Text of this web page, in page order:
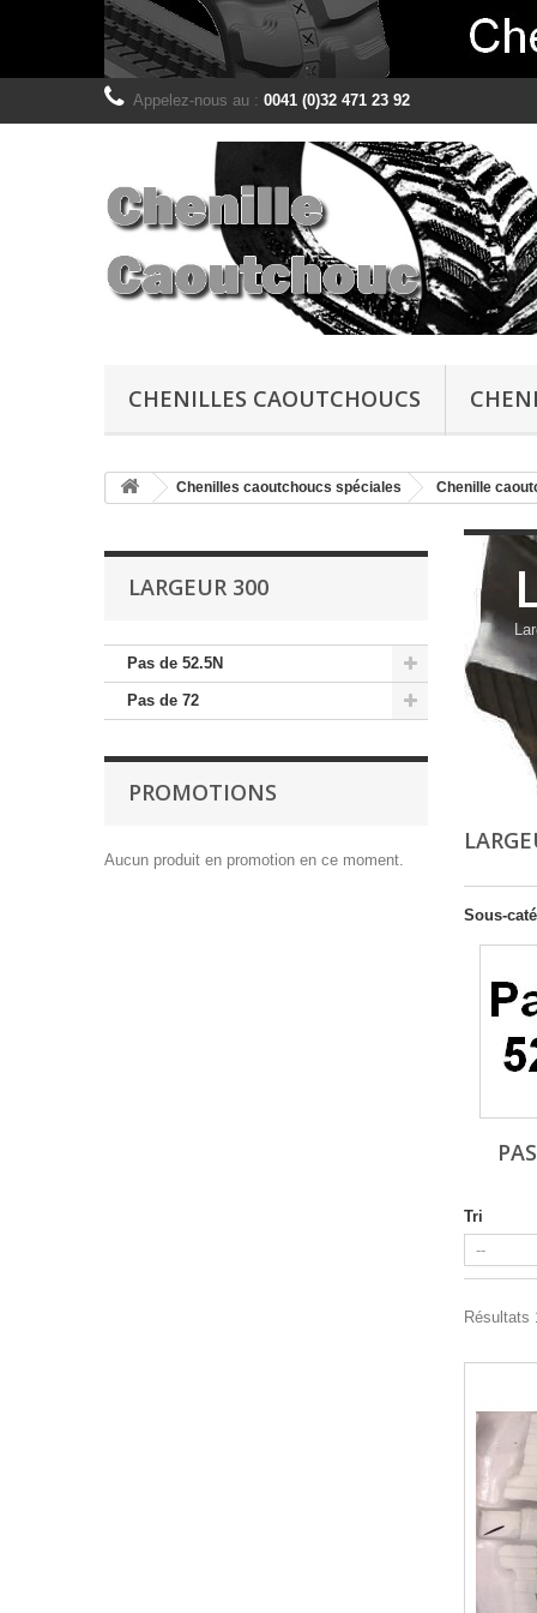
Appelez-nous au : 0041 (0)32 471 23 92
CHENILLES CAOUTCHOUCS
Chenilles caoutchoucs spéciales Chenille
LARGEUR 300
Pas de 52.5N
Pas de 72
PROMOTIONS
Aucun produit en promotion en ce moment.
Sous-
Tri
Résultats